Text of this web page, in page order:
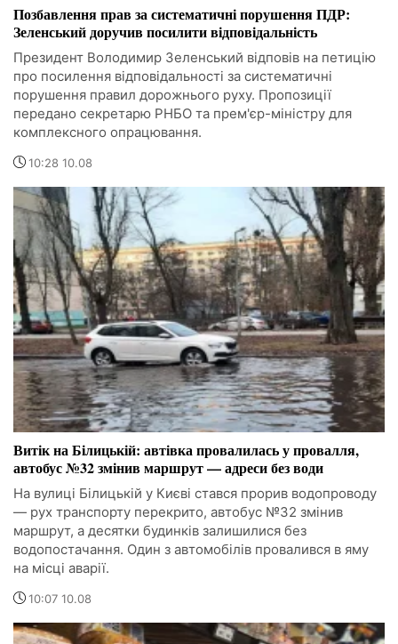
Позбавлення прав за систематичні порушення ПДР:
Зеленський доручив посилити відповідальність
Президент Володимир Зеленський відповів на петицію
про посилення відповідальності за систематичні
порушення правил дорожнього руху. Пропозиції
передано секретарю РНБО та прем'єр-міністру для
комплексного опрацювання.
10:28 10.08
Витік на Білицькій: автівка провалилась у провалля,
автобус №32 змінив маршрут — адреси без води
На вулиці Білицькій у Києві стався прорив водопроводу
— рух транспорту перекрито, автобус №32 змінив
маршрут, а десятки будинків залишилися без
водопостачання. Один з автомобілів провалився в яму
на місці аварії.
10:07 10.08